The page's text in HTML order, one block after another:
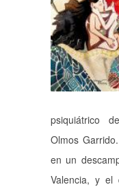
psiquiátrico
Olmos
en un
Valencia, y el